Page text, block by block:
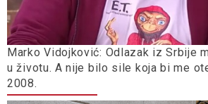
Marko Vidojković: Odlazak iz Srbije
u životu. A nije bilo sile koja bi me
2008.